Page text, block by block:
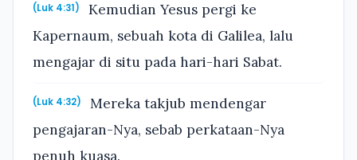
(Luk 4:31)
Kemudian Yesus pergi ke
Kapernaum, sebuah kota di Galilea, lalu
mengajar di situ pada hari-hari Sabat.
(Luk 4:32)
Mereka takjub mendengar
pengajaran-Nya, sebab perkataan-Nya
penuh kuasa.